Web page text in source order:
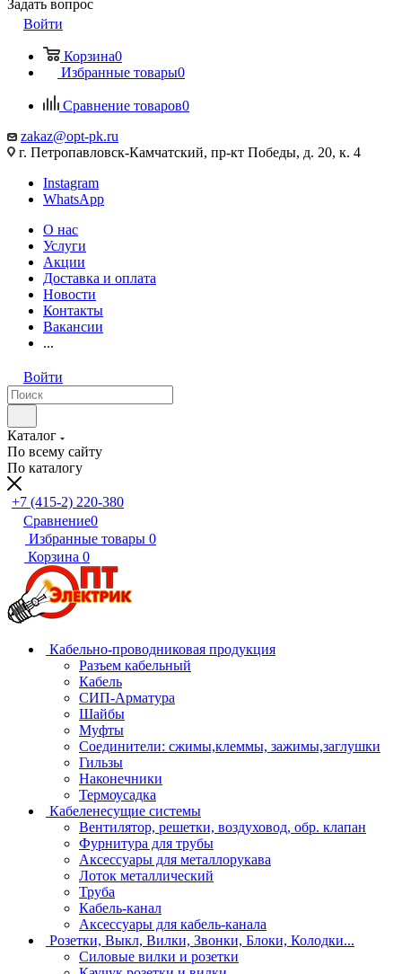
Задать вопрос
Войти
Корзина0
Избранные товары0
Сравнение товаров0
zakaz@opt-pk.ru
г. Петропавловск-Камчатский, пр-кт Победы, д. 20, к. 4
Instagram
WhatsApp
О нас
Услуги
Акции
Доставка и оплата
Новости
Контакты
Вакансии
...
Войти
Каталог
По всему сайту
По каталогу
+7 (415-2) 220-380
Сравнение0
Избранные товары 0
Корзина 0
Кабельно-проводниковая продукция
Разъем кабельный
Кабель
СИП-Арматура
Шайбы
Муфты
Соединители: сжимы,клеммы, зажимы,заглушки
Гильзы
Наконечники
Термоусадка
Кабеленесущие системы
Вентилятор, решетки, воздуховод, обр. клапан
Фурнитура для трубы
Аксессуары для металлорукава
Лоток металлический
Труба
Кабель-канал
Аксессуары для кабель-канала
Розетки, Выкл, Вилки, Звонки, Блоки, Колодки...
Силовые вилки и розетки